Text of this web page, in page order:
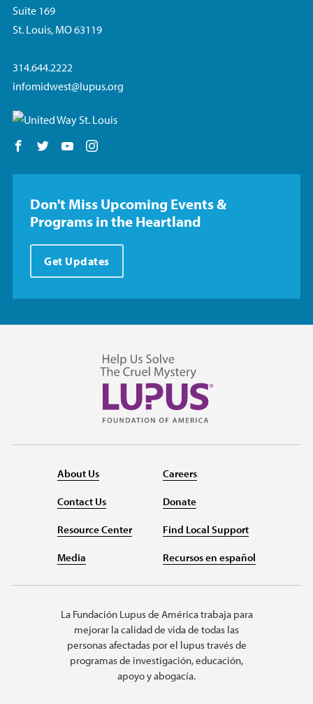
Suite 169
St. Louis, MO 63119
314.644.2222
infomidwest@lupus.org
Follow us on Facebook
Follow us on Twitter
Follow us on YouTube
Don't Miss Upcoming Events &
Programs in the Heartland
Get Updates
About Us
Contact Us
Resource Center
Media
Careers
Donate
Find Local Support
Recursos en español
La Fundación Lupus de América trabaja para
mejorar la calidad de vida de todas las
personas afectadas por el lupus través de
programas de investigación, educación,
apoyo y abogacía.